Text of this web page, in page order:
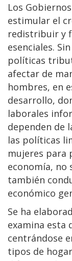
Los
estimular el
redistribuir y
esenciales.
políticas
afectar de
hombres, en
desarrollo,
laborales
dependen de
las políticas
mujeres para
economía, no
también
económico
Se ha
examina esta
centrándose
tipos de